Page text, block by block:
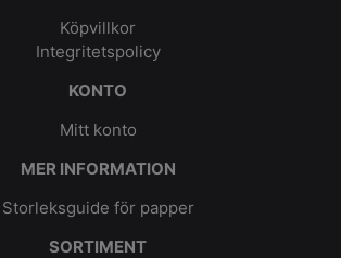
Köpvillkor
Integritetspolicy
KONTO
Mitt konto
MER INFORMATION
Storleksguide för papper
SORTIMENT